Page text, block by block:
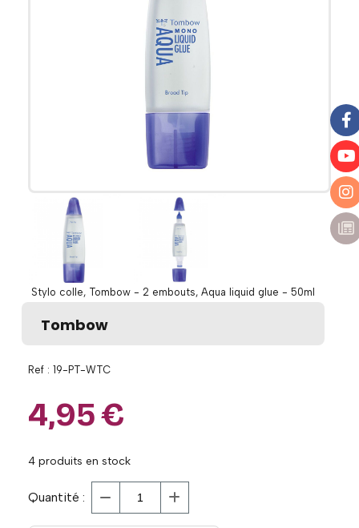
Stylo colle, Tombow - 2 embouts, Aqua liquid glue - 50ml
Tombow
Ref : 19-PT-WTC
4,95€
4 produits en stock
Quantité :